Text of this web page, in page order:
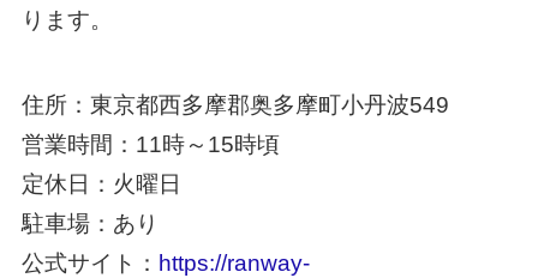
ります。
住所：東京都西多摩郡奥多摩町小丹波549
営業時間：11時～15時頃
定休日：火曜日
駐車場：あり
公式サイト： https://ranway-